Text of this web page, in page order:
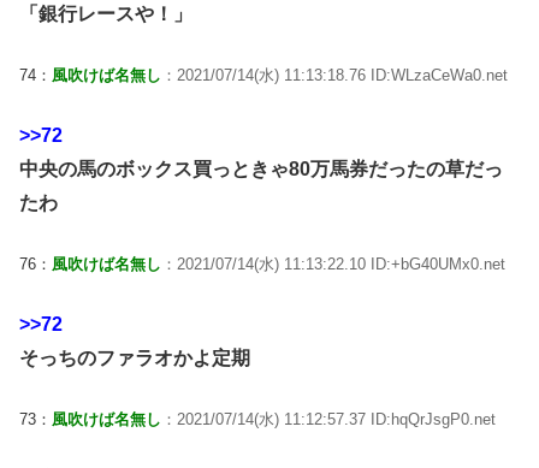
「銀行レースや！」
74： 風吹けば名無し ：2021/07/14(水) 11:13:18.76 ID:WLzaCeWa0.net
>>72
中央の馬のボックス買っときゃ80万馬券だったの草だっ
たわ
76： 風吹けば名無し ：2021/07/14(水) 11:13:22.10 ID:+bG40UMx0.net
>>72
そっちのファラオかよ定期
73： 風吹けば名無し ：2021/07/14(水) 11:12:57.37 ID:hqQrJsgP0.net